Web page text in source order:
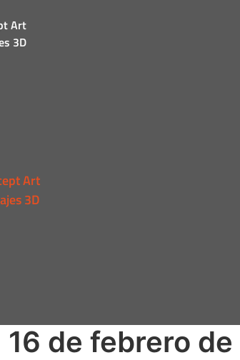
Art
3D
Art
3D
16 de febrero de